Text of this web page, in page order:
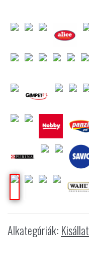
Alkategóriák: Kisállat